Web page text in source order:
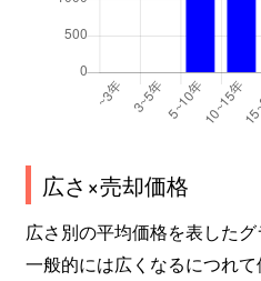
広さ×売却価格
広さ別の平均価格を表したグ
一般的には広くなるにつれ